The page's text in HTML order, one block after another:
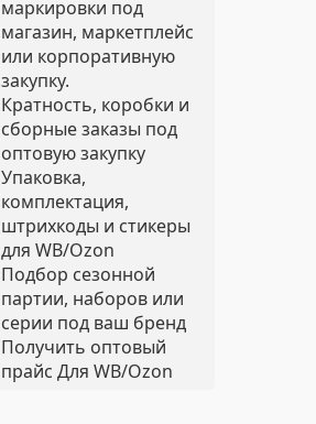
маркировки под
магазин, маркетплейс
или корпоративную
закупку.
Кратность, коробки и
сборные заказы под
оптовую закупку
Упаковка,
комплектация,
штрихкоды и стикеры
для WB/Ozon
Подбор сезонной
партии, наборов или
серии под ваш бренд
Получить оптовый
прайс Для WB/Ozon